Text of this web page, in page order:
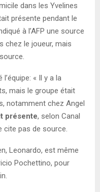
dans les Yvelines
présente pendant le
à l’AFP une source
chez le joueur, mais
« Il y a la
mais le groupe était
notamment chez Angel
présente, selon Canal
cite pas de source.
Leonardo, est même
Pochettino, pour